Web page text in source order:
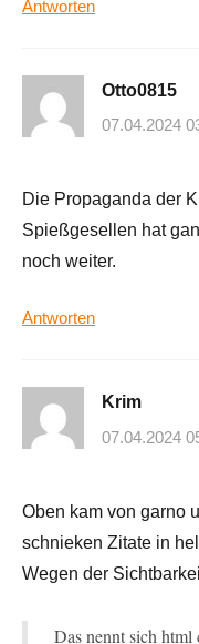
Antworten
Otto0815
07.04.2024
Die Propaganda der
Spießgesellen hat
noch weiter.
Antworten
Krim
07.04.2024
Oben kam von garno
schnieken Zitate in
Wegen der
Das nennt sich